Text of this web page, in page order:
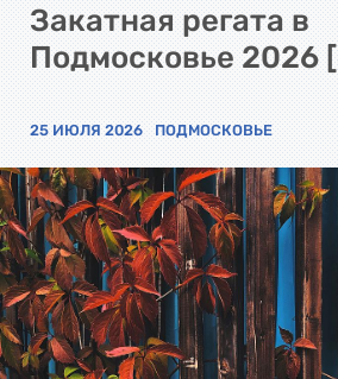
Закатная регата в
Подмосковье 2026
25 ИЮЛЯ 2026 ПОДМОСКОВЬЕ